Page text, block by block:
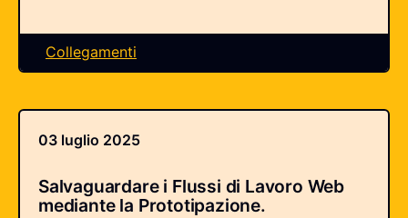
Collegamenti
03 luglio 2025
Salvaguardare i Flussi di Lavoro Web
mediante la Prototipazione.